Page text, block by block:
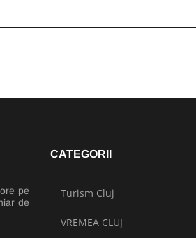
pe
de
CATEGORII
Turism Cluj
VREMEA CLUJ